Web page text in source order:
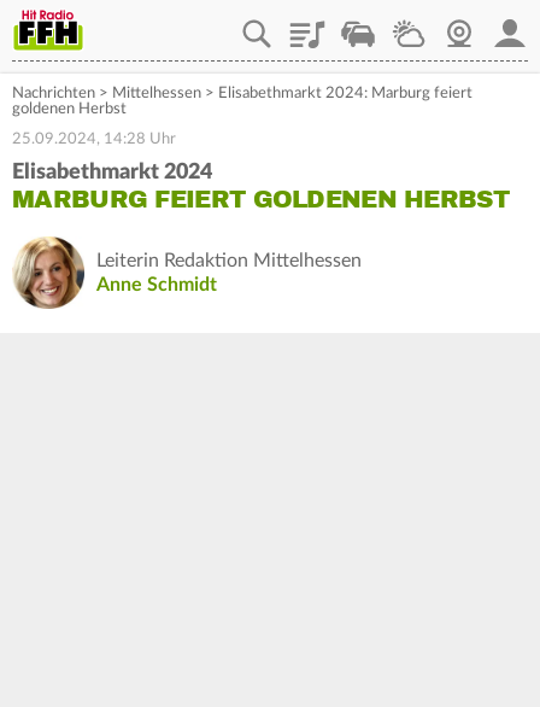
PlaylistStaupilotWetterWebcam
Nachrichten > Mittelhessen > Elisabethmarkt 2024: Marburg feiert
goldenen Herbst
25.09.2024, 14:28 Uhr
Elisabethmarkt 2024
MARBURG FEIERT GOLDENEN HERBST
Leiterin Redaktion Mittelhessen
Anne Schmidt